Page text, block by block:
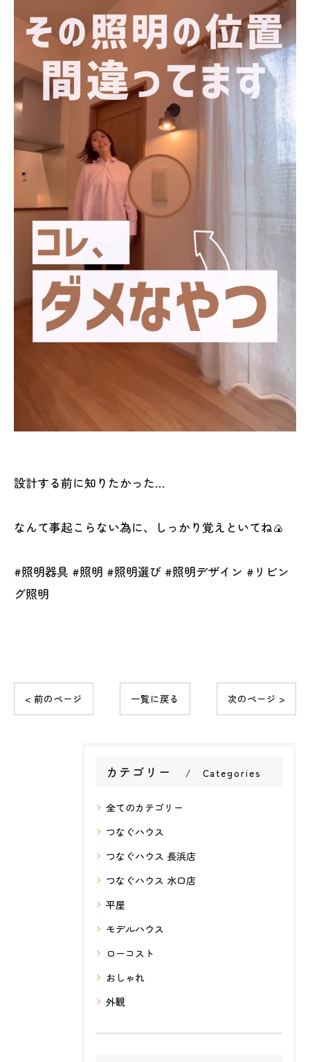
設計する前に知りたかった…
なんて事起こらない為に、しっかり覚えといてね🍙
#照明器具 #照明 #照明選び #照明デザイン #リビン
グ照明
< 前のページ 一覧に戻る 次のページ >
カテゴリー Categories
全てのカテゴリー
つなぐハウス
つなぐハウス 長浜店
つなぐハウス 水口店
平屋
モデルハウス
ローコスト
おしゃれ
外観